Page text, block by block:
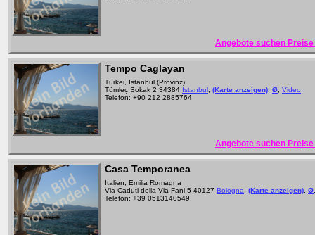
Angebote suchen
Tempo Caglayan
Türkei, Istanbul (Provinz)
Tümleç Sokak 2 34384 Istanbul (Karte anzeigen) Ø Video
Telefon: +90 212 2885764
Angebote suchen
Casa Temporanea
Italien, Emilia Romagna
Via Caduti della Via Fani 5 40127 Bologna (Karte anzeigen) Ø
Telefon: +39 0513140549